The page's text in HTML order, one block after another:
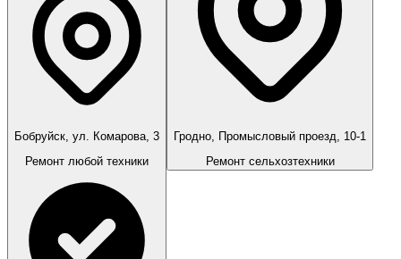
Бобруйск, ул. Комарова, 3
Ремонт любой техники
Гродно, Промысловый проезд, 10-1
Ремонт сельхозтехники